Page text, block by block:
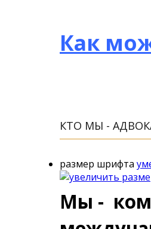
Как
КТО МЫ -
размер шрифта
Мы -